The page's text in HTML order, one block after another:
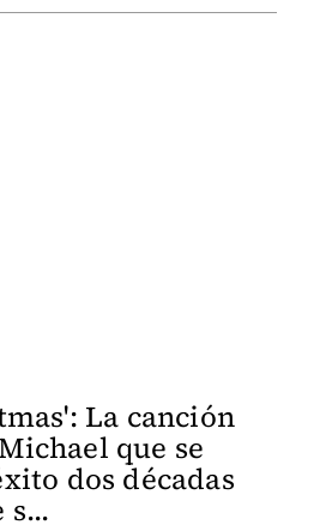
La canción
que se
dos décadas
s...